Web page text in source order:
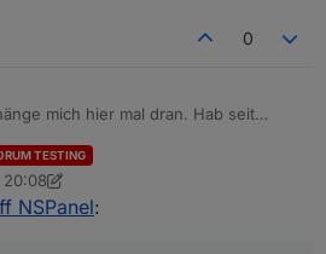
0
mich hier mal dran. Hab seit
auf Youtube das Panel mit
watch?v=ZPLJk2ZLo_8
schon nicht mehr weiter :( Ich
eine eigene Seite erstellen auf der ich
TESTING
20:08
NSPanel: